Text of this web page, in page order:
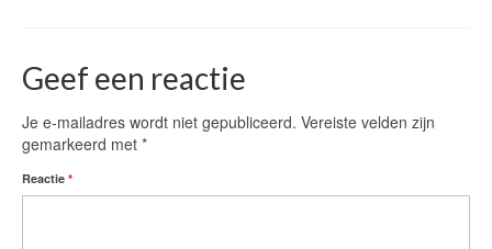
Geef een reactie
Je e-mailadres wordt niet gepubliceerd. Vereiste velden zijn
gemarkeerd met *
Reactie *